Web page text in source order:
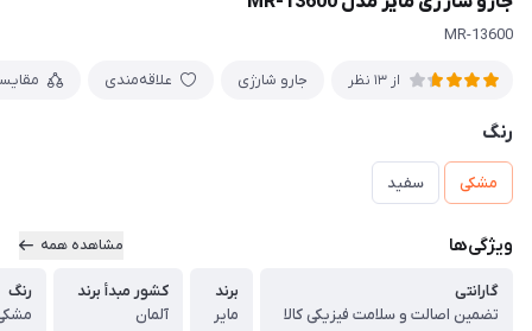
MR-13600
از 13 نظر جارو شارژی علاقه‌مندی
رنگ
مشکی سفید
ویژگی‌ها مشاهده همه
گارانتی
تضمین اصالت و سلامت فیزیکی کالا
برند
مایر
کشور مبدأ برند
آلمان
رنگ